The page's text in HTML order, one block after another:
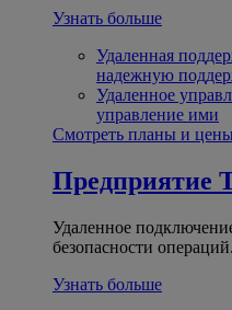
Узнать больше
Удаленная
надежную
Удаленное
управление ими
Смотреть планы и цены
Предприятие
Удаленное
безопасности операций.
Узнать больше